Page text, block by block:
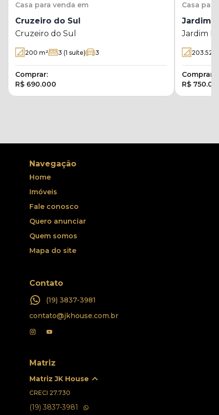
Casa para venda em
Cruzeiro do Sul
Cruzeiro do Sul
200 m² 3 (1 suíte) 3
Comprar:
R$ 690.000
Casa
Jardim
Jardim
203.52
Comprar:
R$
Navegação
Home
Imóveis
Fale conosco
Quero anunciar
Quem somos
Mapa do site
Contato
(19) 3837-3981
contato@jkhouse.com.br
Matriz
Matriz JK House
CRECI 27.730
(19) 3837-3981